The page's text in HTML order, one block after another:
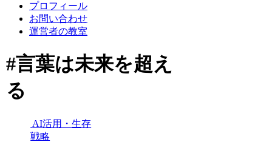
プロフィール
お問い合わせ
運営者の教室
#言葉は未来を超え
る
AI活用・生存
戦略